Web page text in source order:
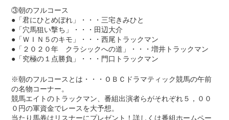
③朝のフルコース
●「君にひとめぼれ」・・・三宅きみひと
●「穴馬狙い撃ち」・・・田辺大介
●「ＷＩＮ５のキモ」・・・西尾トラックマン
●「２０２０年 クラシックへの道」・・・増井トラックマン
●「究極の１点勝負」・・・門口トラックマン
※朝のフルコースとは・・・ＯＢＣドラマティック競馬の午前
の名物コーナー。
競馬エイトのトラックマン、番組出演者らがそれぞれ５，００
０円の軍資金でレースを大予想。
当たり馬券はリスナーにプレゼント！詳しくは番組ホームペー